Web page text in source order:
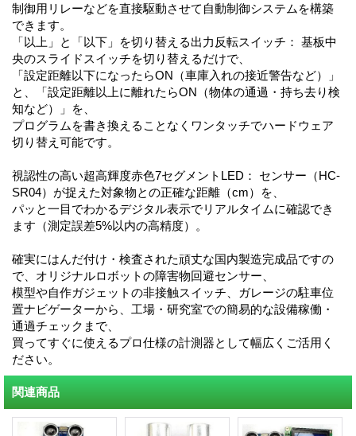
制御用リレーなどを直接駆動させて自動制御システムを構築
できます。
「以上」と「以下」を切り替える出力反転スイッチ： 基板中
央のスライドスイッチを切り替えるだけで、
「設定距離以下になったらON（車庫入れの接近警告など）」
と、「設定距離以上に離れたらON（物体の通過・持ち去り検
知など）」を、
プログラムを書き換えることなくワンタッチでハードウェア
切り替え可能です。
視認性の高い超高輝度赤色7セグメントLED： センサー（HC-
SR04）が捉えた対象物との正確な距離（cm）を、
パッと一目でわかるデジタル表示でリアルタイムに確認でき
ます（測定誤差5%以内の高精度）。
確実にはんだ付け・検査された頑丈な国内製造完成品ですの
で、オリジナルロボットの障害物回避センサー、
模型や自作ガジェットの非接触スイッチ、ガレージの駐車位
置ナビゲーターから、工場・研究室での簡易的な設備稼働・
通過チェックまで、
買ってすぐに使えるプロ仕様の計測器として幅広くご活用く
ださい。
関連商品